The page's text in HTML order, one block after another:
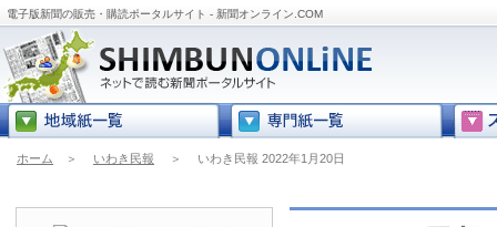
電子版新聞の販売・購読ポータルサイト - 新聞オンライン.COM
ホーム ＞ いわき民報 ＞ いわき民報 2022年1月20日